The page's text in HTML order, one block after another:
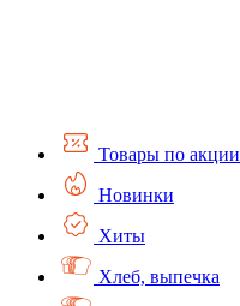
Товары по акции
Новинки
Хиты
Хлеб, выпечка